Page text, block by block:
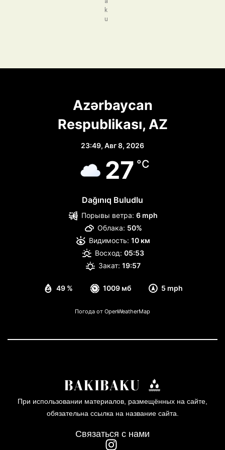
k
u
Azərbaycan
Respublikası, AZ
23:49, Авг 8, 2026
27 °C
Dağınıq Buludlu
49 % 1009 мб 5 mph
Порывы ветра: 6 mph
Облака: 50%
Видимость: 10 км
Восход: 05:53
Закат: 19:57
Погода от OpenWeatherMap
При использовании материалов, размещённых на сайте,
обязательна ссылка на название сайта.
Связаться с нами